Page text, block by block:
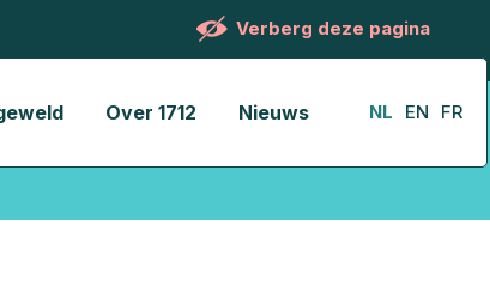
Verberg deze pagina
Over 1712 Nieuws NL EN FR